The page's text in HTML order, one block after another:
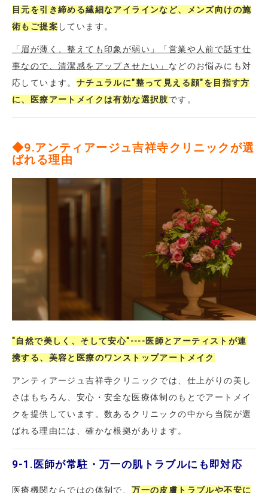
目元を引き締める繊細なアイラインなど、メンズ向けの施
術もご提案 しています。
「眉が薄く、整えても印象が弱い」「営業や人前で話す仕
事なので、清潔感をアップさせたい」 などのお悩みにも対
応しています。 ナチュラルに"整って見える顔"を目指す方
に、医療アートメイクは有効な選択肢です。
◆9.アンティアージュ吉祥寺クリニックが選
ばれる理由
"自然で美しく、そして安心"----医師とアーティストが連
携する、美容と医療のワンストップアートメイク
アンティアージュ吉祥寺クリニックでは、仕上がりの美し
さはもちろん、安心・安全な医療体制のもとでアートメイ
クを提供 しています。数あるクリニックの中から当院が選
ばれる理由には、確かな根拠があります。
9-1. 医師が常駐・万一の肌トラブルにも即対応
医療機関ならではの体制で、万一の皮膚トラブルや不安に